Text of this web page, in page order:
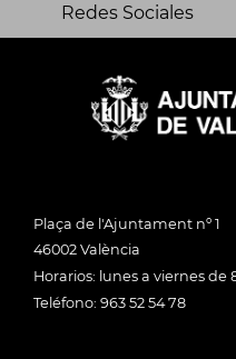
Redes Sociales
Plaça de l'Ajuntament nº 1
46002 València
Horarios: lunes a viernes de
Teléfono: 963 52 54 78